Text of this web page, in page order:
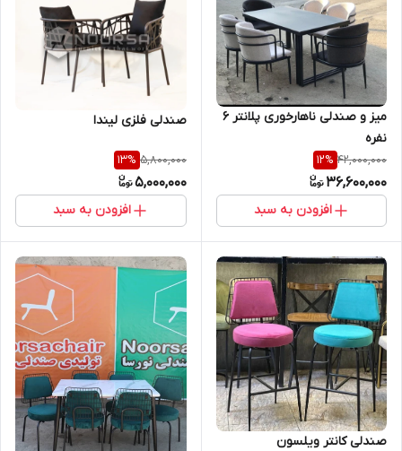
میز و صندلی ناهارخوری پلانتر ۶
نفره
42,000,000
12%
36,600,000
افزودن به سبد
صندلی فلزی لیندا
5,800,000
13%
5,000,000
افزودن به سبد
صندلی کانتر ویلسون